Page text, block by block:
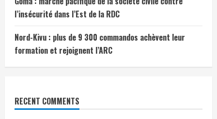
l’insécurité dans l’Est de la RDC
Nord-Kivu : plus de 9 300 commandos achèvent leur
formation et rejoignent l’ARC
RECENT COMMENTS